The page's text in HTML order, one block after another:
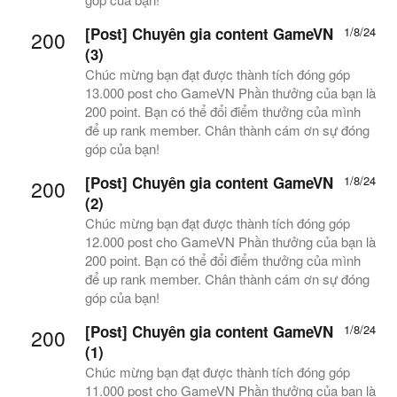
200 1/8/24
[Post] Chuyên gia content GameVN
(3)
Chúc mừng bạn đạt được thành tích đóng góp
13.000 post cho GameVN Phần thưởng của bạn là
200 point. Bạn có thể đổi điểm thưởng của mình
để up rank member. Chân thành cám ơn sự đóng
góp của bạn!
200 1/8/24
[Post] Chuyên gia content GameVN
(2)
Chúc mừng bạn đạt được thành tích đóng góp
12.000 post cho GameVN Phần thưởng của bạn là
200 point. Bạn có thể đổi điểm thưởng của mình
để up rank member. Chân thành cám ơn sự đóng
góp của bạn!
200 1/8/24
[Post] Chuyên gia content GameVN
(1)
Chúc mừng bạn đạt được thành tích đóng góp
11.000 post cho GameVN Phần thưởng của bạn là